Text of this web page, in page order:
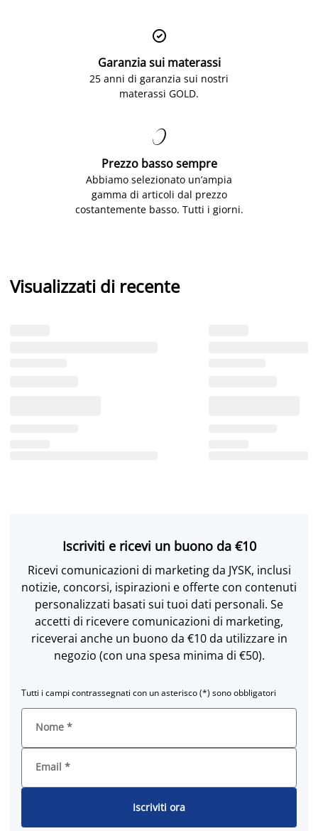

Garanzia sui materassi
25 anni di garanzia sui nostri
materassi GOLD.

Prezzo basso sempre
Abbiamo selezionato un’ampia
gamma di articoli dal prezzo
costantemente basso. Tutti i giorni.
Visualizzati di recente
Iscriviti e ricevi un buono da €10
Ricevi comunicazioni di marketing da JYSK, inclusi
notizie, concorsi, ispirazioni e offerte con contenuti
personalizzati basati sui tuoi dati personali. Se
accetti di ricevere comunicazioni di marketing,
riceverai anche un buono da €10 da utilizzare in
negozio (con una spesa minima di €50).
Tutti i campi contrassegnati con un asterisco (*) sono obbligatori
Nome *
Email *
Iscriviti ora